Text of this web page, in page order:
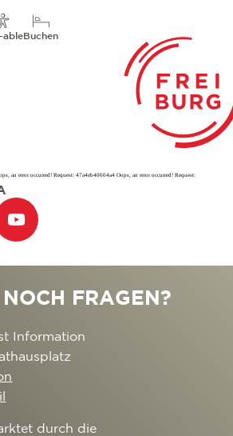
ableBuchen
an error occurred! Request: 47a4eb40604a4 Oops, an error occurred! Request:
FRAGEN?
Information
durch die